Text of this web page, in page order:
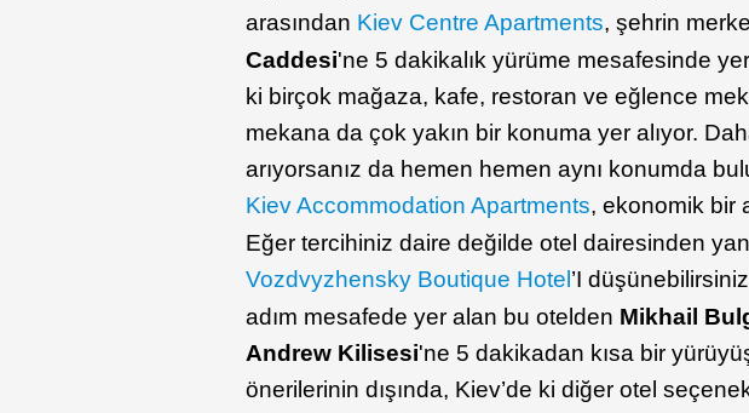
arasından Kiev Centre Apartments, şehrin
Caddesi'ne 5 dakikalık yürüme mesafesinde
ki birçok mağaza, kafe, restoran ve eğlence
mekana da çok yakın bir konuma yer alıyor.
arıyorsanız da hemen hemen aynı konumda
Kiev Accommodation Apartments, ekonomik bir
Eğer tercihiniz daire değilde otel dairesinden
Vozdvyzhensky Boutique Hotel ’I
adım mesafede yer alan bu otelden Mikhail
Andrew Kilisesi'ne 5 dakikadan kısa bir
önerilerinin dışında, Kiev’de ki diğer otel